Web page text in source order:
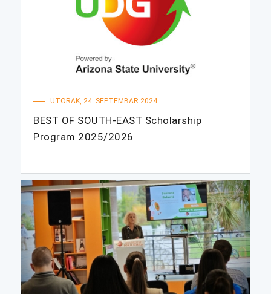
UTORAK, 24. SEPTEMBAR 2024.
BEST OF SOUTH-EAST Scholarship
Program 2025/2026